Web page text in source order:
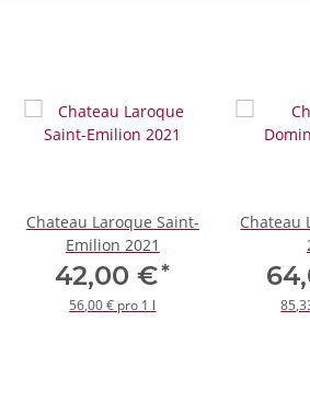
Chateau Laroque Saint-
Emilion 2021
42,00 €*
56,00 € pro 1 l
Chateau